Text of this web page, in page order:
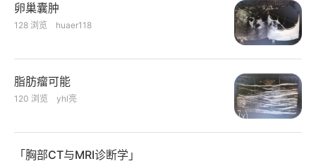
卵巢囊肿
128 浏览 huaer118
脂肪瘤可能
120 浏览 yhl亮
「胸部CT与MRI诊断学」